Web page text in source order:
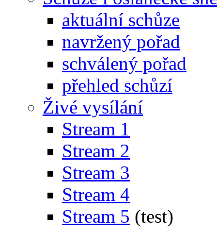
aktuální schůze
navržený pořad
schválený pořad
přehled schůzí
Živé vysílání
Stream 1
Stream 2
Stream 3
Stream 4
Stream 5 (test)